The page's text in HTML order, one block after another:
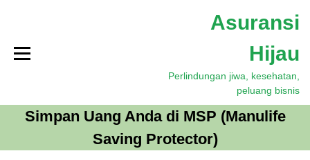
Asuransi
Hijau
Perlindungan jiwa, kesehatan,
peluang bisnis
Simpan Uang Anda di MSP (Manulife
Saving Protector)